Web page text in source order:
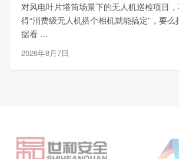
对风电叶片塔筒场景下的无人机巡检项目
得“消费级无人机搭个相机就能搞定”，要么
据看 …
2026年8月7日